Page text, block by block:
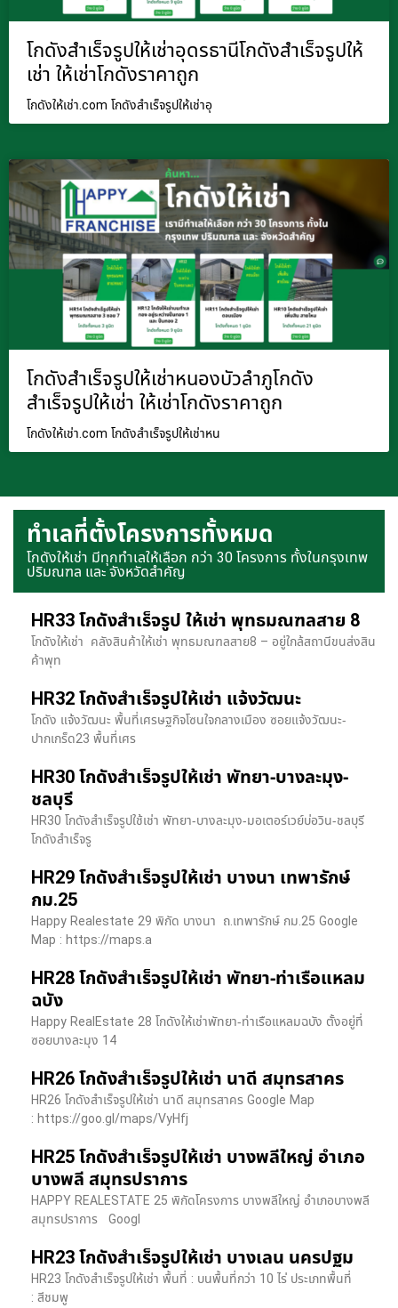
โกดังสำเร็จรูปให้เช่าอุดรธานีโกดังสำเร็จรูปให้
เช่า ให้เช่าโกดังราคาถูก
โกดังให้เช่า.com โกดังสำเร็จรูปให้เช่าอุ
โกดังสำเร็จรูปให้เช่าหนองบัวลำภูโกดัง
สำเร็จรูปให้เช่า ให้เช่าโกดังราคาถูก
โกดังให้เช่า.com โกดังสำเร็จรูปให้เช่าหน
ทำเลที่ตั้งโครงการทั้งหมด
โกดังให้เช่า มีทุกทำเลให้เลือก กว่า 30 โครงการ ทั้งในกรุงเทพ
ปริมณฑล และ จังหวัดสำคัญ
HR33 โกดังสำเร็จรูป ให้เช่า พุทธมณฑลสาย 8
โกดังให้เช่า คลังสินค้าให้เช่า พุทธมณฑลสาย8 – อยู่ใกล้สถานีขนส่งสิน
ค้าพุท
HR32 โกดังสำเร็จรูปให้เช่า แจ้งวัฒนะ
โกดัง แจ้งวัฒนะ พื้นที่เศรษฐกิจโซนใจกลางเมือง ซอยแจ้งวัฒนะ-
ปากเกร็ด23 พื้นที่เศร
HR30 โกดังสำเร็จรูปให้เช่า พัทยา-บางละมุง-
ชลบุรี
HR30 โกดังสำเร็จรูปใช้เช่า พัทยา-บางละมุง-มอเตอร์เวย์บ่อวิน-ชลบุรี
โกดังสำเร็จรู
HR29 โกดังสำเร็จรูปให้เช่า บางนา เทพารักษ์
กม.25
Happy Realestate 29 พิกัด บางนา​ ถ.เทพารักษ์ กม.25 Google
Map : ​https://maps.a
HR28 โกดังสำเร็จรูปให้เช่า พัทยา-ท่าเรือแหลม
ฉบัง
Happy RealEstate 28 โกดังให้เช่าพัทยา-ท่าเรือแหลมฉบัง ตั้งอยู่ที่
ซอยบางละมุง 14
HR26 โกดังสำเร็จรูปให้เช่า นาดี สมุทรสาคร
HR26 โกดังสำเร็จรูปให้เช่า นาดี สมุทรสาคร Google Map
: https://goo.gl/maps/VyHfj
HR25 โกดังสำเร็จรูปให้เช่า บางพลีใหญ่ อำเภอ
บางพลี สมุทรปราการ
HAPPY REALESTATE 25 พิกัดโครงการ บางพลีใหญ่ อำเภอบางพลี
สมุทรปราการ Googl
HR23 โกดังสำเร็จรูปให้เช่า บางเลน นครปฐม
HR23 โกดังสำเร็จรูปให้เช่า พื้นที่ : บนพื้นที่กว่า 10 ไร่ ประเภทพื้นที่
: สีชมพู